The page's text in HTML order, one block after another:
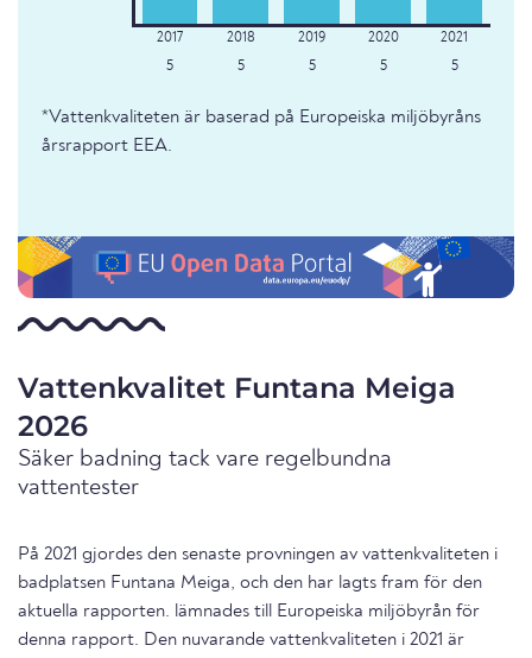
5 5 5 5 5
*Vattenkvaliteten är baserad på Europeiska miljöbyråns
årsrapport EEA.
Vattenkvalitet Funtana Meiga
2026
Säker badning tack vare regelbundna
vattentester
På 2021 gjordes den senaste provningen av vattenkvaliteten i
badplatsen Funtana Meiga, och den har lagts fram för den
aktuella rapporten. lämnades till Europeiska miljöbyrån för
denna rapport. Den nuvarande vattenkvaliteten i 2021 är